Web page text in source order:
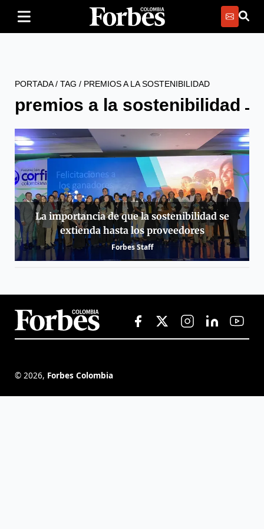
PORTADA/ TAG / PREMIOS A LA SOSTENIBILIDAD
premios a la sostenibilidad
La importancia de que la sostenibilidad se
extienda hasta los proveedores
Forbes Staff
© 2026, Forbes Colombia